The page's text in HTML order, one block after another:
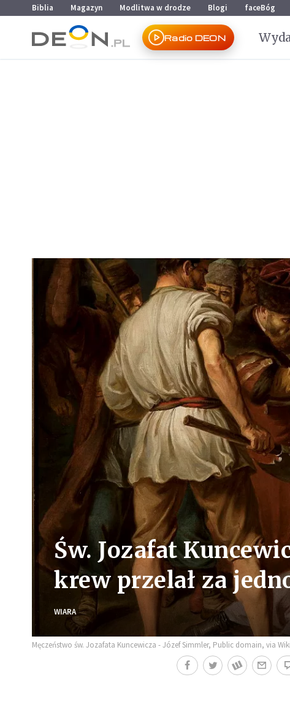
Przejdź do menu głównego
Przejdź do treści
Biblia Magazyn Modlitwa w drodze Blogi faceBóg
Radio DEON
Św. Jozafat
krew przelał za
WIARA
Męczeństwo św. Jozafata Kuncewicza - Józef Simmler, Public domain, via